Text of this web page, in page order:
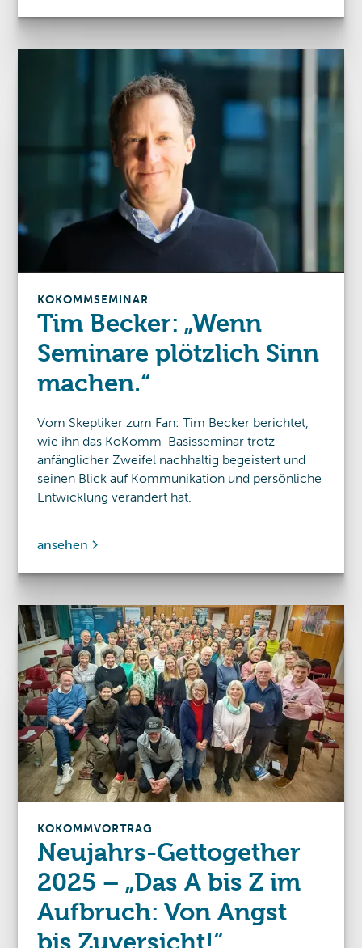
KOKOMMSEMINAR
Tim Becker: „Wenn
Seminare plötzlich Sinn
machen.“
Vom Skeptiker zum Fan: Tim Becker berichtet,
wie ihn das KoKomm-Basisseminar trotz
anfänglicher Zweifel nachhaltig begeistert und
seinen Blick auf Kommunikation und persönliche
Entwicklung verändert hat.
ansehen
KOKOMMVORTRAG
Neujahrs-Gettogether
2025 – „Das A bis Z im
Aufbruch: Von Angst
bis Zuversicht!“